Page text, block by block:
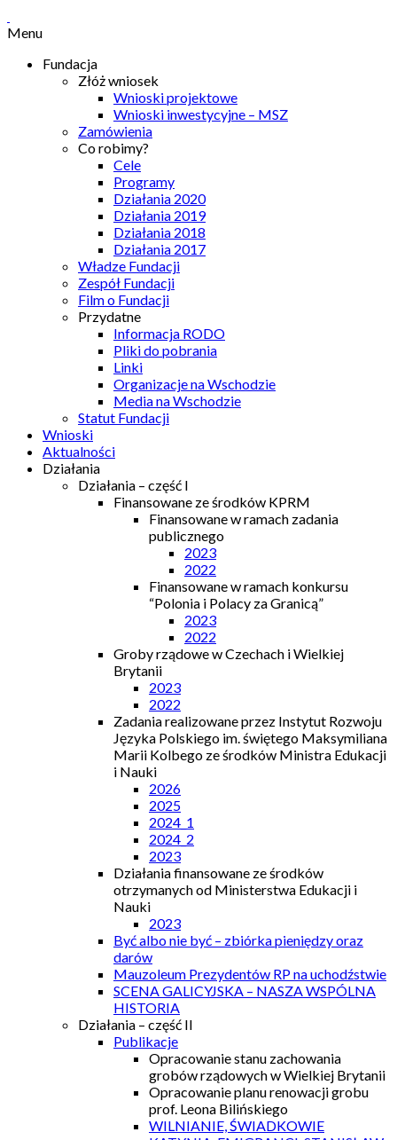
Menu
Fundacja
Złóż wniosek
Wnioski projektowe
Wnioski inwestycyjne – MSZ
Zamówienia
Co robimy?
Cele
Programy
Działania 2020
Działania 2019
Działania 2018
Działania 2017
Władze Fundacji
Zespół Fundacji
Film o Fundacji
Przydatne
Informacja RODO
Pliki do pobrania
Linki
Organizacje na Wschodzie
Media na Wschodzie
Statut Fundacji
Wnioski
Aktualności
Działania
Działania – część I
Finansowane ze środków KPRM
Finansowane w ramach zadania
publicznego
2023
2022
Finansowane w ramach konkursu
“Polonia i Polacy za Granicą”
2023
2022
Groby rządowe w Czechach i Wielkiej
Brytanii
2023
2022
Zadania realizowane przez Instytut Rozwoju
Języka Polskiego im. świętego Maksymiliana
Marii Kolbego ze środków Ministra Edukacji
i Nauki
2026
2025
2024_1
2024_2
2023
Działania finansowane ze środków
otrzymanych od Ministerstwa Edukacji i
Nauki
2023
Być albo nie być – zbiórka pieniędzy oraz
darów
Mauzoleum Prezydentów RP na uchodźstwie
SCENA GALICYJSKA – NASZA WSPÓLNA
HISTORIA
Działania – część II
Publikacje
Opracowanie stanu zachowania
grobów rządowych w Wielkiej Brytanii
Opracowanie planu renowacji grobu
prof. Leona Bilińskiego
WILNIANIE, ŚWIADKOWIE